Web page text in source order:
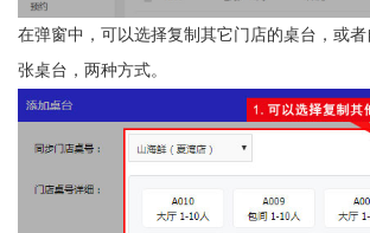
在弹窗中，可以选择复制其它门店的桌台，或
张桌台，两种方式。